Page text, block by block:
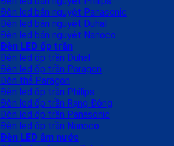
Đèn led bán nguyệt Panasonic
Đèn led bán nguyệt Duhal
Đèn led bán nguyệt Nanoco
Đèn LED ốp trần
Đèn led ốp trần Duhal
Đèn led ốp trần Paragon
Đèn thả Paragon
Đèn led ốp trần Philips
Đèn led ốp trần Rạng Đông
Đèn led ốp trần Panasonic
Đèn led ốp trần Nanoco
Đèn LED âm nước